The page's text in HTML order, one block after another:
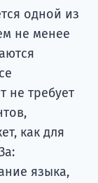
одной из
не менее
не требует
как для
языка,